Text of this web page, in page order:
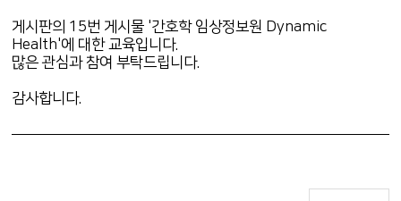
게시판의 15번 게시물 '간호학 임상정보원 Dynamic
Health'에 대한 교육입니다.
많은 관심과 참여 부탁드립니다.
감사합니다.